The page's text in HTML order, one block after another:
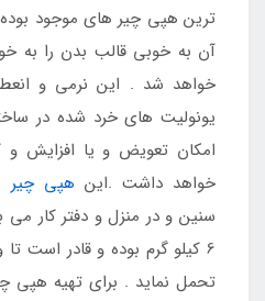
ترین هپی چیر های موجود
آن به خوبی قالب بدن را به
خواهد شد . این نرمی و
یونولیت های خرد شده در
امکان تعویض و یا افزایش
خواهد داشت .این هپی چیر
سنین و در منزل و دفتر کار
تحمل نماید . برای تهیه هپی